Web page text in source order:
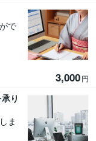
で
3,000円
り
ま